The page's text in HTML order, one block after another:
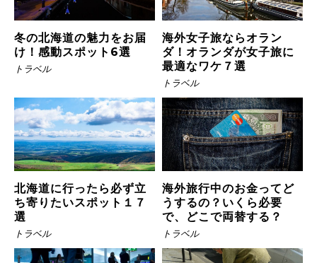
冬の北海道の魅力をお届
け！感動スポット6選
トラベル
海外女子旅ならオラン
ダ！オランダが女子旅に
最適なワケ７選
トラベル
北海道に行ったら必ず立
ち寄りたいスポット１７
選
トラベル
海外旅行中のお金ってど
うするの？いくら必要
で、どこで両替する？
トラベル